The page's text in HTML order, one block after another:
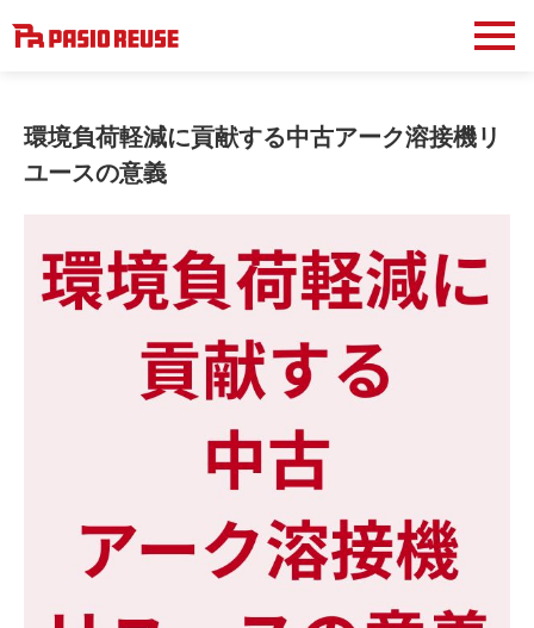
環境負荷軽減に貢献する中古アーク溶接機リ
ユースの意義